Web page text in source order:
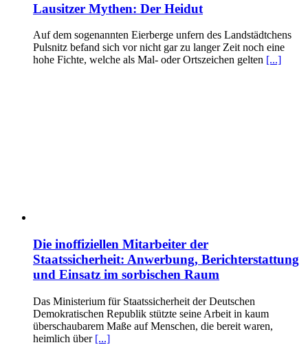
Lausitzer Mythen: Der Heidut
Auf dem sogenannten Eierberge unfern des Landstädtchens
Pulsnitz befand sich vor nicht gar zu langer Zeit noch eine
hohe Fichte, welche als Mal- oder Ortszeichen gelten [...]
Die inoffiziellen Mitarbeiter der
Staatssicherheit: Anwerbung, Berichterstattung
und Einsatz im sorbischen Raum
Das Ministerium für Staatssicherheit der Deutschen
Demokratischen Republik stützte seine Arbeit in kaum
überschaubarem Maße auf Menschen, die bereit waren,
heimlich über [...]